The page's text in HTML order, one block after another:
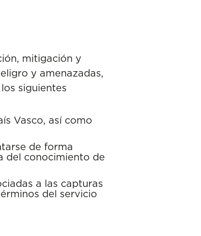
mitigación y
y amenazadas,
siguientes
Vasco, así como
de forma
del conocimiento de
a las capturas
del servicio